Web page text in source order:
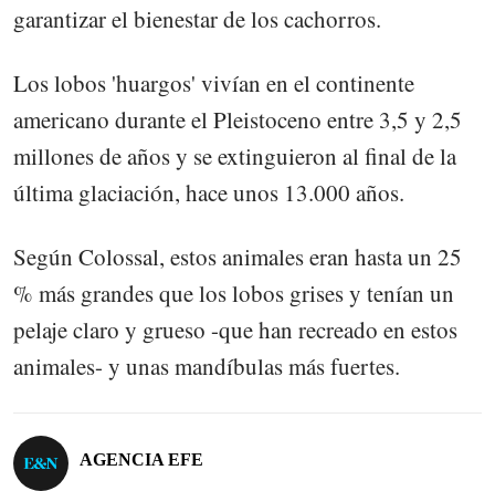
garantizar el bienestar de los cachorros.
Los lobos 'huargos' vivían en el continente
americano durante el Pleistoceno entre 3,5 y 2,5
millones de años y se extinguieron al final de la
última glaciación, hace unos 13.000 años.
Según Colossal, estos animales eran hasta un 25
% más grandes que los lobos grises y tenían un
pelaje claro y grueso -que han recreado en estos
animales- y unas mandíbulas más fuertes.
AGENCIA EFE